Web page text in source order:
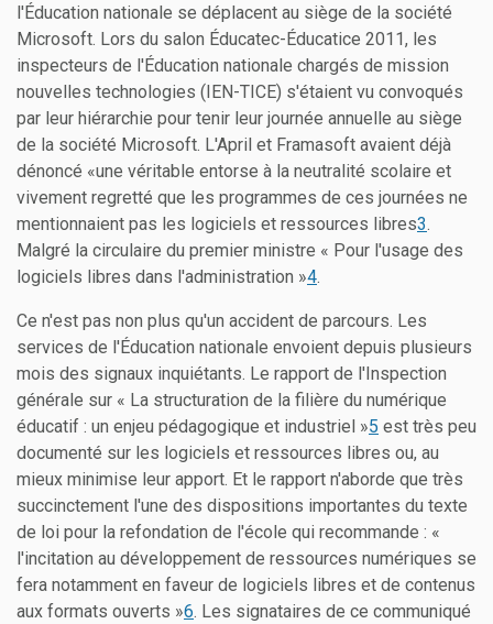
l'Éducation nationale se déplacent au siège de la société
Microsoft. Lors du salon Éducatec-Éducatice 2011, les
inspecteurs de l'Éducation nationale chargés de mission
nouvelles technologies (IEN-TICE) s'étaient vu convoqués
par leur hiérarchie pour tenir leur journée annuelle au siège
de la société Microsoft. L'April et Framasoft avaient déjà
dénoncé «une véritable entorse à la neutralité scolaire et
vivement regretté que les programmes de ces journées ne
mentionnaient pas les logiciels et ressources libres3.
Malgré la circulaire du premier ministre « Pour l'usage des
logiciels libres dans l'administration »4.
Ce n'est pas non plus qu'un accident de parcours. Les
services de l'Éducation nationale envoient depuis plusieurs
mois des signaux inquiétants. Le rapport de l'Inspection
générale sur « La structuration de la filière du numérique
éducatif : un enjeu pédagogique et industriel »5 est très peu
documenté sur les logiciels et ressources libres ou, au
mieux minimise leur apport. Et le rapport n'aborde que très
succinctement l'une des dispositions importantes du texte
de loi pour la refondation de l'école qui recommande : «
l'incitation au développement de ressources numériques se
fera notamment en faveur de logiciels libres et de contenus
aux formats ouverts »6. Les signataires de ce communiqué